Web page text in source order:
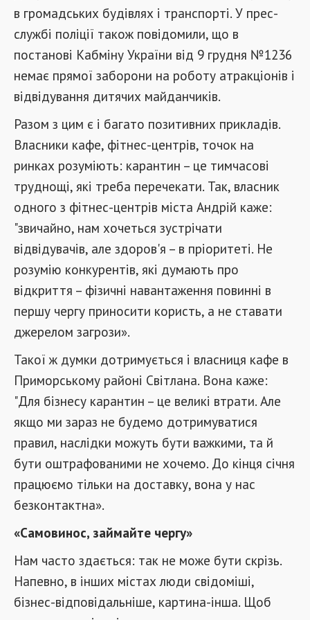
в громадських будівлях і транспорті. У прес-
службі поліції також повідомили, що в
постанові Кабміну України від 9 грудня №1236
немає прямої заборони на роботу атракціонів і
відвідування дитячих майданчиків.
Разом з цим є і багато позитивних прикладів.
Власники кафе, фітнес-центрів, точок на
ринках розуміють: карантин – це тимчасові
труднощі, які треба перечекати. Так, власник
одного з фітнес-центрів міста Андрій каже:
"звичайно, нам хочеться зустрічати
відвідувачів, але здоров'я – в пріоритеті. Не
розумію конкурентів, які думають про
відкриття – фізичні навантаження повинні в
першу чергу приносити користь, а не ставати
джерелом загрози».
Такої ж думки дотримується і власниця кафе в
Приморському районі Світлана. Вона каже:
"Для бізнесу карантин – це великі втрати. Але
якщо ми зараз не будемо дотримуватися
правил, наслідки можуть бути важкими, та й
бути оштрафованими не хочемо. До кінця січня
працюємо тільки на доставку, вона у нас
безконтактна».
«Самовинос, займайте чергу»
Нам часто здається: так не може бути скрізь.
Напевно, в інших містах люди свідоміші,
бізнес-відповідальніше, картина-інша. Щоб